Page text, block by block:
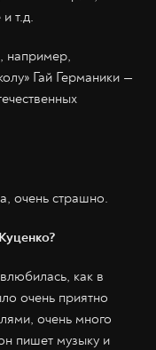
т.д.
например,
Гай Германики —
очень страшно.
как в
очень приятно
очень много
пишет музыку и